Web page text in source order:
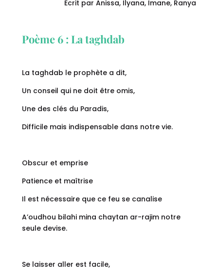
Ecrit par Anissa, Ilyana, Imane, Ranya
Poème 6 : La taghdab
La taghdab le prophète a dit,
Un conseil qui ne doit être omis,
Une des clés du Paradis,
Difficile mais indispensable dans notre vie.
Obscur et emprise
Patience et maîtrise
Il est nécessaire que ce feu se canalise
A’oudhou bilahi mina chaytan ar-rajim notre
seule devise.
Se laisser aller est facile,